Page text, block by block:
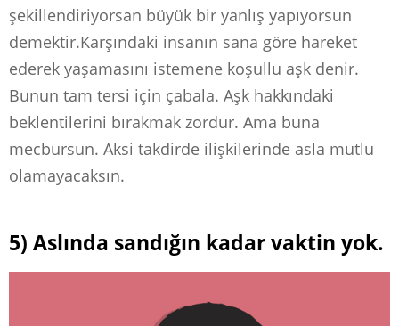
şekillendiriyorsan büyük bir yanlış yapıyorsun
demektir.Karşındaki insanın sana göre hareket
ederek yaşamasını istemene koşullu aşk denir.
Bunun tam tersi için çabala. Aşk hakkındaki
beklentilerini bırakmak zordur. Ama buna
mecbursun. Aksi takdirde ilişkilerinde asla mutlu
olamayacaksın.
5) Aslında sandığın kadar vaktin yok.